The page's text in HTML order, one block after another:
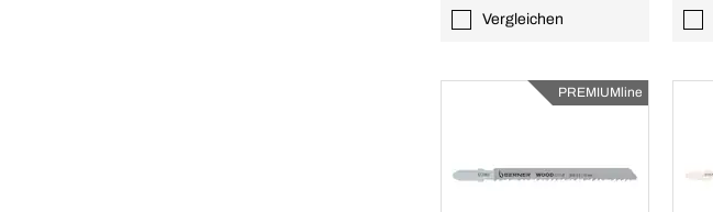
Vergleichen
PREMIUMline